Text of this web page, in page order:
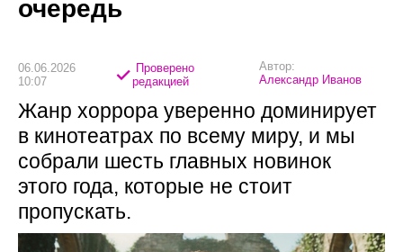
очередь
06.06.2026
10:07
Проверено
редакцией
Автор:
Александр Иванов
Жанр хоррора уверенно доминирует
в кинотеатрах по всему миру, и мы
собрали шесть главных новинок
этого года, которые не стоит
пропускать.